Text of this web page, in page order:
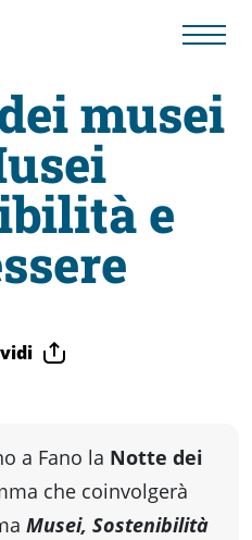
musei
e
a Fano la Notte dei
che coinvolgerà
Musei, Sostenibilità